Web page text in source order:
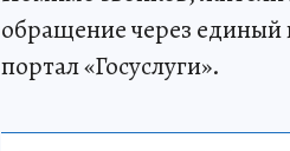
обращение через единый
портал «Госуслуги».